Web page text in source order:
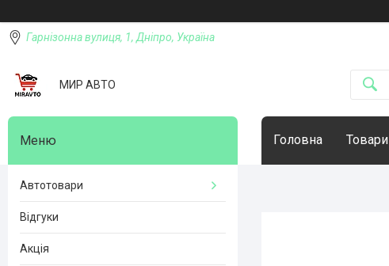
Гарнізонна вулиця, 1, Дніпро, Україна
МИР АВТО
Головна Товари
Автотовари
Відгуки
Акція